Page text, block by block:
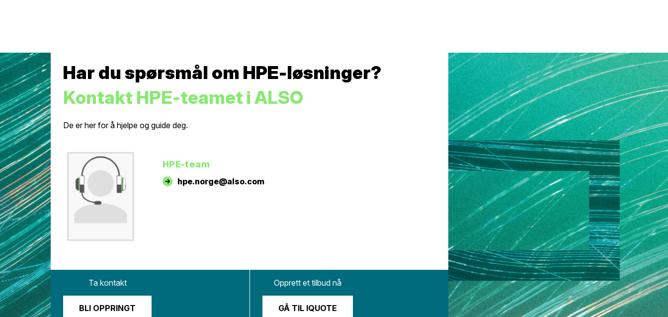
Har du spørsmål om HPE-løsninger?
Kontakt HPE-teamet i ALSO
De er her for å hjelpe og guide deg.
HPE-team
hpe.norge@also.com
Ta kontakt
BLI OPPRINGT
Opprett et tilbud nå
GÅ TIL IQUOTE